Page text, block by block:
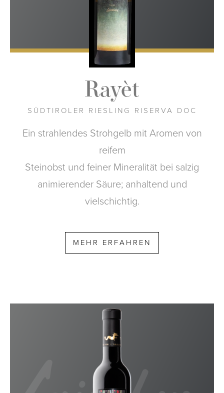
Rayèt
SÜDTIROLER RIESLING RISERVA DOC
Ein strahlendes Strohgelb mit Aromen von
reifem
Steinobst und feiner Mineralität bei salzig
animierender Säure; anhaltend und
vielschichtig.
MEHR ERFAHREN